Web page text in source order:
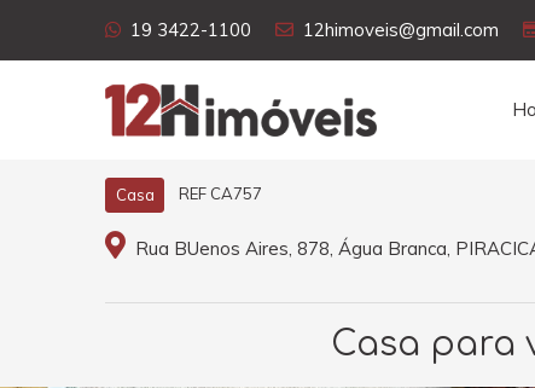
19 3422-1100 12himoveis@gmail.com
Casa REF CA757
Rua BUenos Aires, 878, Água Branca,
Casa para